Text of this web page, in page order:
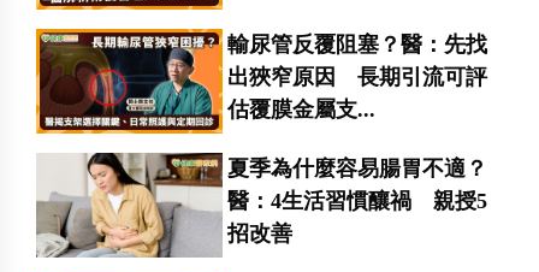
輸尿管反覆阻塞？醫：先找
出狹窄原因 長期引流可評
估覆膜金屬支...
夏季為什麼容易腸胃不適？
醫：4生活習慣釀禍 親授5
招改善